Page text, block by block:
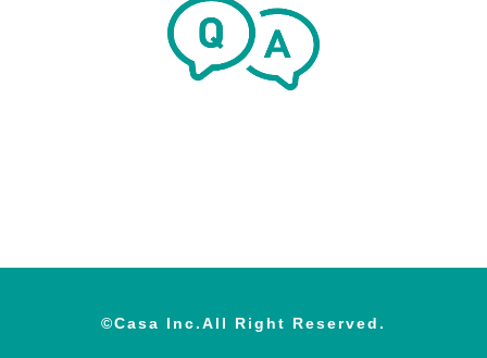
©Casa Inc.All Right Reserved.